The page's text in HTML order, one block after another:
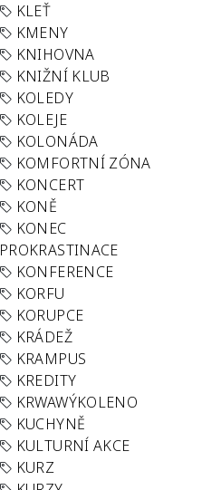
KLEŤ
KMENY
KNIHOVNA
KNIŽNÍ KLUB
KOLEDY
KOLEJE
KOLONÁDA
KOMFORTNÍ ZÓNA
KONCERT
KONĚ
KONEC
PROKRASTINACE
KONFERENCE
KORFU
KORUPCE
KRÁDEŽ
KRAMPUS
KREDITY
KRWAWÝKOLENO
KUCHYNĚ
KULTURNÍ AKCE
KURZ